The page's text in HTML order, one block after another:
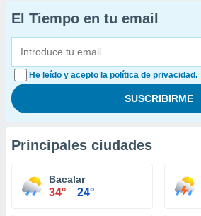
El Tiempo en tu email
He leído y acepto la política de privacidad.
Principales ciudades
Bacalar
34° 24°